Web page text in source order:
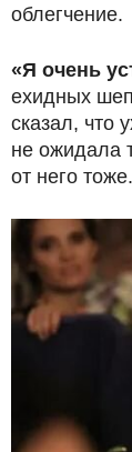
облегчение.
«Я очень
ехидных
сказал, что
не ожидала
от него